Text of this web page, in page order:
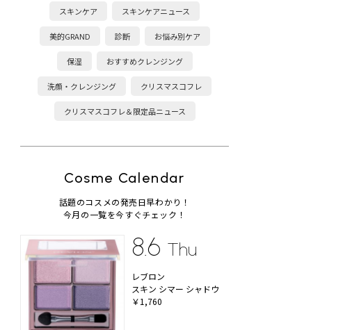
スキンケア スキンケアニュース
美的GRAND 診断 お悩み別ケア
保湿 おすすめクレンジング
洗顔・クレンジング クリスマスコフレ
クリスマスコフレ＆限定品ニュース
Cosme Calendar
話題のコスメの発売日早わかり！
今月の一覧を今すぐチェック！
8.6 Thu
レブロン
スキン シマー シャドウ
￥1,760